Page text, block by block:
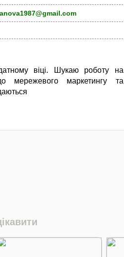
віці. Шукаю роботу на
мережевого маркетингу та